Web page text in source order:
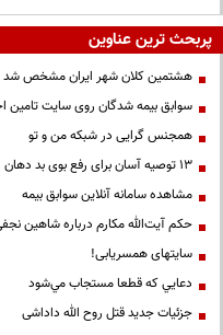
پربحث ترین عناوین
هشتمین کلان شهر ایران مشخص شد
سوابق بیمه شدگان روی سایت تامین
همجنس گرایی در شبکه من و تو
13 توصیه آسان برای رفع بوی بد دهان
مشاهده سامانه آنلاين سوابق بیمه
حكم آيت‌الله مكارم درباره شاهين
سایتهای همسریابی!
دعايي كه قطعا مستجاب مي‌شود
جزئیات جدید قتل روح الله داداشی